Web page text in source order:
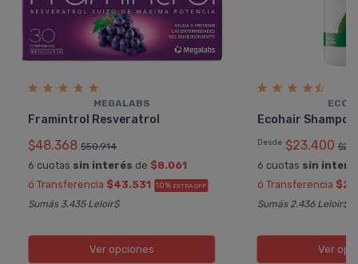
MEGALABS
Framintrol Resveratrol
$48.368 $50.914
6 cuotas sin interés de $8.061
ó Transferencia $43.531 10% EXTRA OFF
Sumás 3.435 Leloir$
Ver opciones
Ecohair
Desde $23.400
6 cuotas sin
ó Transferencia
Sumás 2.436 Leloir$
Ver